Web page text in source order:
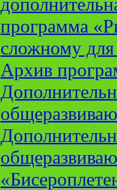
программа
сложному
Архив